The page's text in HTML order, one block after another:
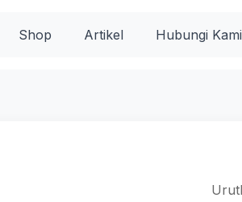
Shop Artikel Hubungi Kami